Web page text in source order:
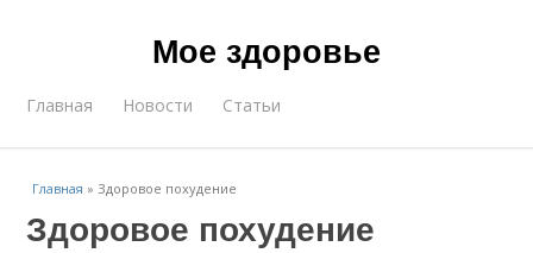
Мое здоровье
Главная Новости Статьи
Главная »Здоровое похудение
Здоровое похудение